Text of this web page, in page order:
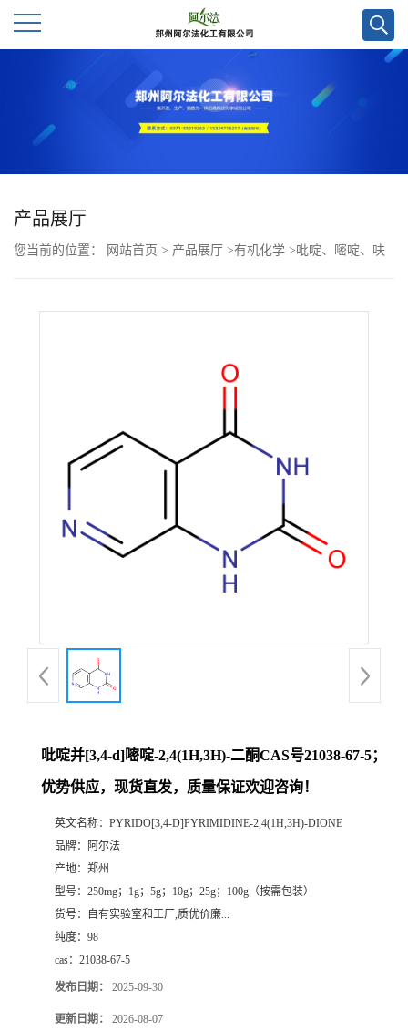
公
厅
产品展厅
您当前的位置： 网站首页 > 产品展厅 >有机化学 >吡啶、嘧啶、呋
吡啶并[3,4-d]嘧啶-2,4(1H,3H)-二酮CAS号21038-67-5；
优势供应，现货直发，质量保证欢迎咨询！
英文名称： PYRIDO[3,4-D]PYRIMIDINE-2,4(1H,3H)-DIONE
品牌：
阿尔法
产地： 郑州
型号： 250mg；1g；5g；10g；25g；100g（按需包装）
货号：
自有实验室和工厂,质优价廉...
纯度： 98
cas： 21038-67-5
发布日期： 2025-09-30
更新日期： 2026-08-07